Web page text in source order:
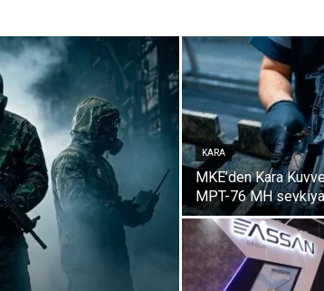
KARA
MKE’den Kara
MPT-76 MH